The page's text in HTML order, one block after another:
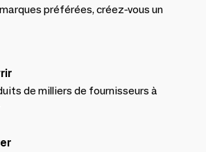
préférées, créez-vous un
de milliers de fournisseurs à